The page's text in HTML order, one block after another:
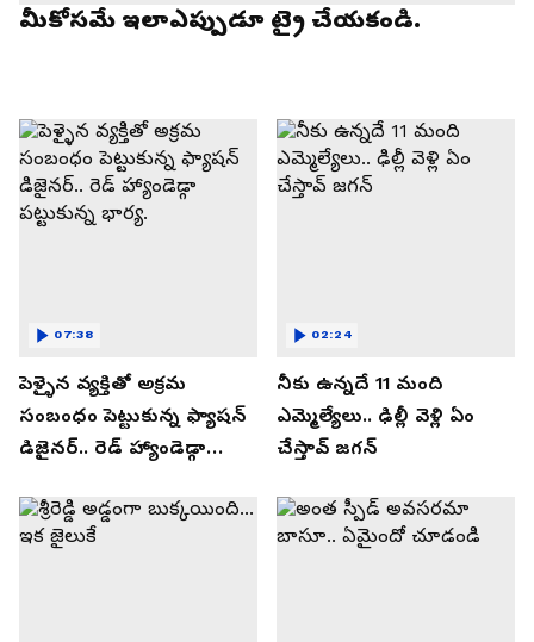
మీకోసమే ఇలాఎప్పుడూ ట్రై చేయకండి.
పెళ్ళైన వ్యక్తితో అక్రమ
సంబంధం పెట్టుకున్న ఫ్యాషన్
డిజైనర్.. రెడ్ హ్యాండెడ్గా
07:38
నీకు ఉన్నదే 11 మంది
ఎమ్మెల్యేలు.. ఢిల్లీ వెళ్లి ఏం
చేస్తావ్ జగన్
02:24